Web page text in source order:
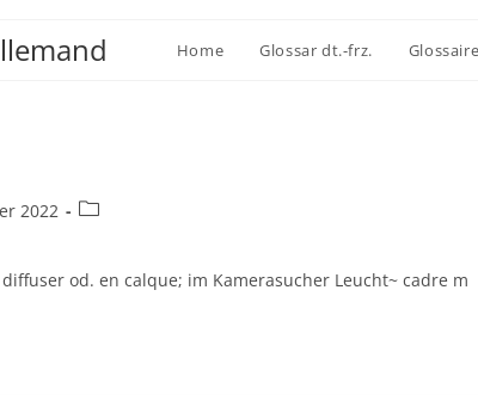
Home Glossar dt.-frz.
2022
Beitrags-
od. en calque; im Kamerasucher Leucht~ cadre m